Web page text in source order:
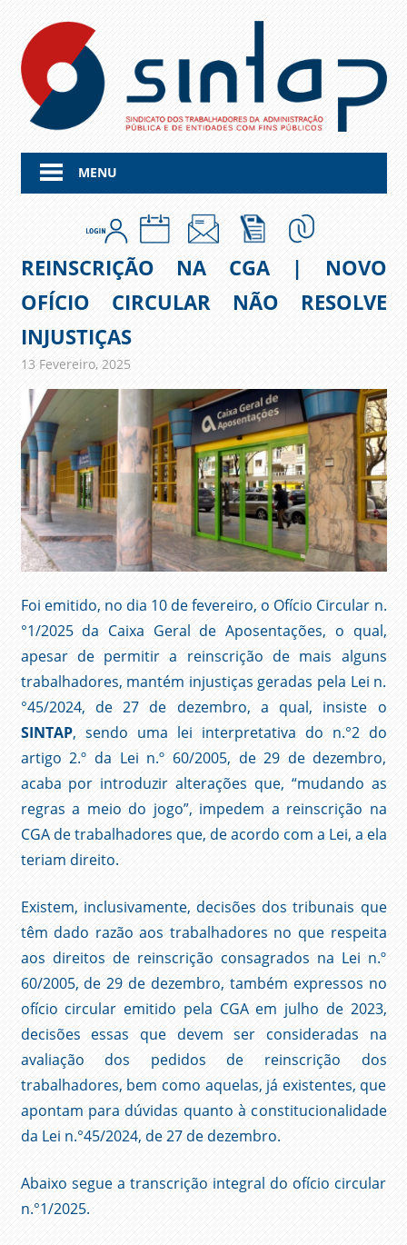
content
MENU
REINSCRIÇÃO NA CGA | NOVO
OFÍCIO CIRCULAR NÃO RESOLVE
INJUSTIÇAS
13 Fevereiro, 2025
Foi emitido, no dia 10 de fevereiro, o Ofício Circular n.
°1/2025 da Caixa Geral de Aposentações, o qual,
apesar de permitir a reinscrição de mais alguns
trabalhadores, mantém injustiças geradas pela Lei n.
°45/2024, de 27 de dezembro, a qual, insiste o
SINTAP, sendo uma lei interpretativa do n.°2 do
artigo 2.º da Lei n.º 60/2005, de 29 de dezembro,
acaba por introduzir alterações que, “mudando as
regras a meio do jogo”, impedem a reinscrição na
CGA de trabalhadores que, de acordo com a Lei, a ela
teriam direito.
Existem, inclusivamente, decisões dos tribunais que
têm dado razão aos trabalhadores no que respeita
aos direitos de reinscrição consagrados na Lei n.º
60/2005, de 29 de dezembro, também expressos no
ofício circular emitido pela CGA em julho de 2023,
decisões essas que devem ser consideradas na
avaliação dos pedidos de reinscrição dos
trabalhadores, bem como aquelas, já existentes, que
apontam para dúvidas quanto à constitucionalidade
da Lei n.°45/2024, de 27 de dezembro.
Abaixo segue a transcrição integral do ofício circular
n.°1/2025.